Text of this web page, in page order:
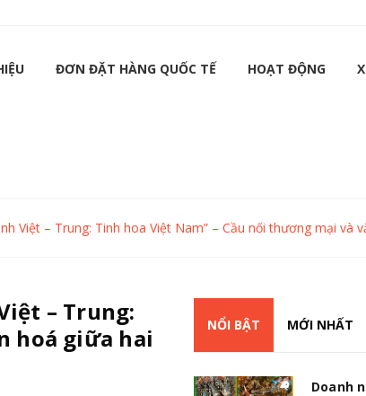
ĐƠN ĐẶT HÀNG QUỐC TẾ HOẠT ĐỘNG
Việt – Trung: Tinh hoa Việt Nam” – Cầu nối thương mại và
– Trung:
hoá giữa hai
NỔI BẬT MỚI NHẤT
Doanh